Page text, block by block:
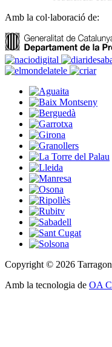
Amb la col·laboració de:
Copyright © 2026
Amb la tecnologia de OA